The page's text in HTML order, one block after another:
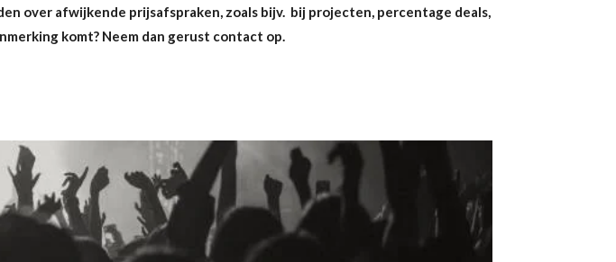
over afwijkende prijsafspraken, zoals bijv. bij projecten, percentage deals,
komt? Neem dan gerust contact op.